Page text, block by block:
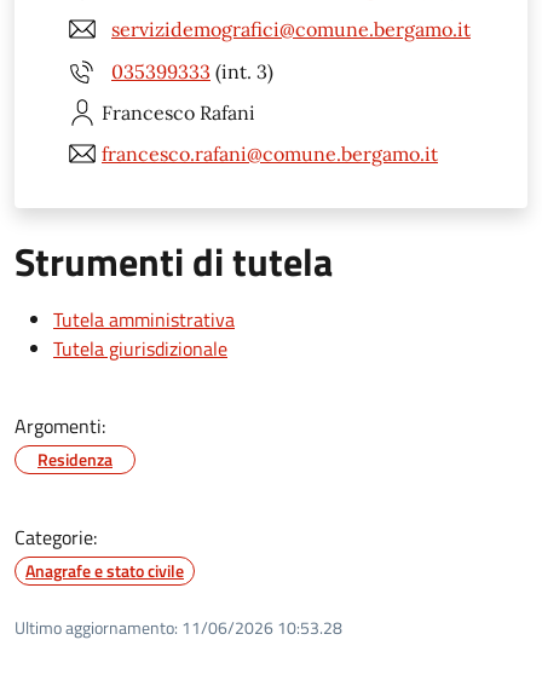
servizidemografici@comune.bergamo.it
035399333 (int. 3)
Francesco Rafani
francesco.rafani@comune.bergamo.it
Strumenti di tutela
Tutela amministrativa
Tutela giurisdizionale
Argomenti:
Residenza
Categorie:
Anagrafe e stato civile
Ultimo aggiornamento: 11/06/2026 10:53.28